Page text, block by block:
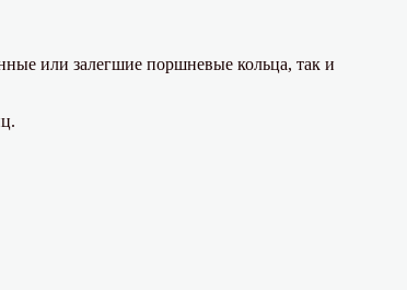
или залегшие поршневые кольца, так и